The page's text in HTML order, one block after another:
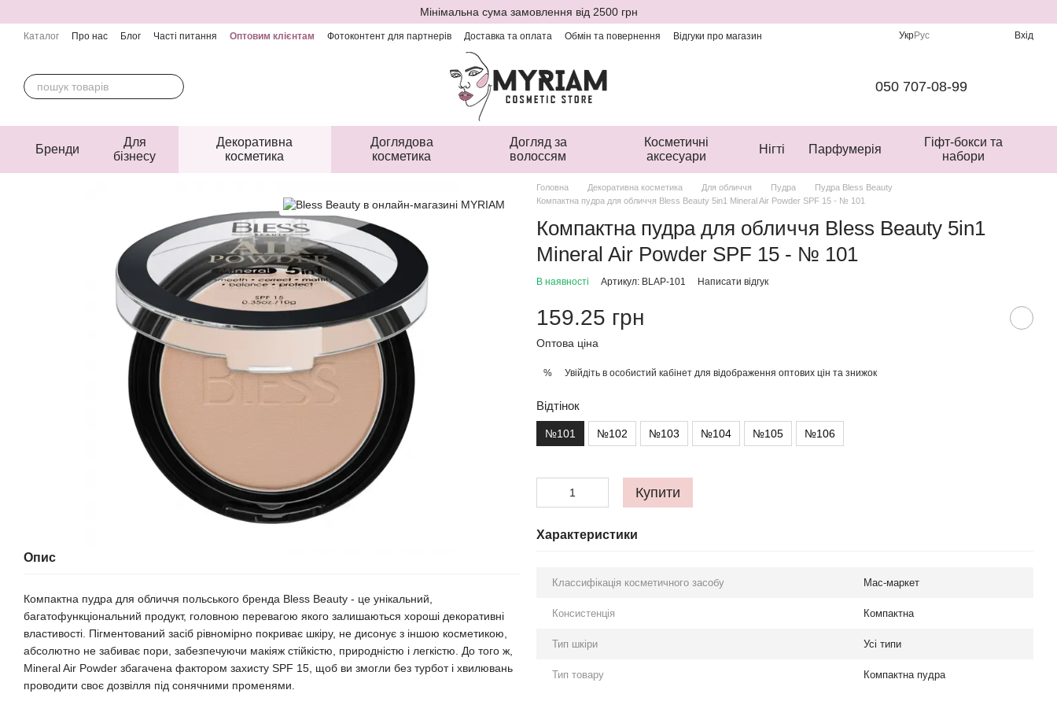
Мінімальна сума замовлення від 2500 грн
Каталог Про нас Блог Часті питання Оптовим клієнтам Фотоконтент для партнерів Доставка та оплата Обмін та повернення
Відгуки про магазин
УкрРус Вхід
050 707-08-99
Бренди
Для
бізнесу
Декоративна
косметика
Доглядова
косметика
Догляд за
волоссям
Косметичні
аксесуари
Нігті Парфумерія
Гіфт-бокси та
набори
Опис
Компактна пудра для обличчя польського бренда Bless Beauty - це унікальний,
багатофункціональний продукт, головною перевагою якого залишаються хороші декоративні
властивості. Пігментований засіб рівномірно покриває шкіру, не дисонує з іншою косметикою,
абсолютно не забиває пори, забезпечуючи макіяж стійкістю, природністю і легкістю. До того ж,
Mineral Air Powder збагачена фактором захисту SPF 15, щоб ви змогли без турбот і хвилювань
проводити своє дозвілля під сонячними променями.
Головна Декоративна косметика Для обличчя Пудра
Пудра Bless Beauty
Компактна пудра для обличчя Bless Beauty 5in1 Mineral Air Powder SPF 15 - № 101
Компактна пудра для обличчя Bless Beauty 5in1
Mineral Air Powder SPF 15 - № 101
В наявності Артикул: BLAP-101 Написати відгук
159.25 грн
Оптова ціна
% Увійдіть в особистий кабінет для відображення оптових цін та знижок
Відтінок
№101 №102 №103 №104 №105 №106
Купити
Характеристики
Классифікація косметичного засобу Мас-маркет
Консистенція Компактна
Тип шкіри Усі типи
Тип товару Компактна пудра